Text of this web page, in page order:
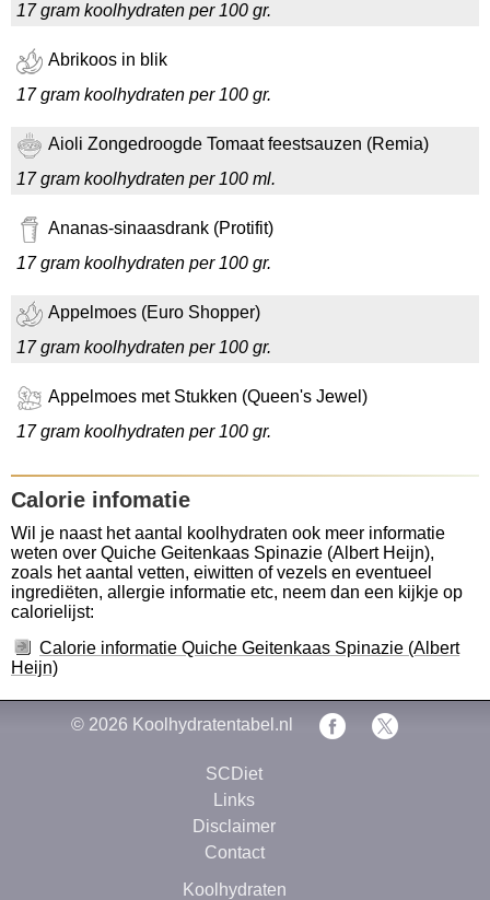
17 gram koolhydraten per 100 gr.
Abrikoos in blik
17 gram koolhydraten per 100 gr.
Aioli Zongedroogde Tomaat feestsauzen (Remia)
17 gram koolhydraten per 100 ml.
Ananas-sinaasdrank (Protifit)
17 gram koolhydraten per 100 gr.
Appelmoes (Euro Shopper)
17 gram koolhydraten per 100 gr.
Appelmoes met Stukken (Queen's Jewel)
17 gram koolhydraten per 100 gr.
Calorie infomatie
Wil je naast het aantal koolhydraten ook meer informatie
weten over Quiche Geitenkaas Spinazie (Albert Heijn),
zoals het aantal vetten, eiwitten of vezels en eventueel
ingrediëten, allergie informatie etc, neem dan een kijkje op
calorielijst:
Calorie informatie Quiche Geitenkaas Spinazie (Albert
Heijn)
© 2026 Koolhydratentabel.nl
SCDiet
Links
Disclaimer
Contact
Koolhydraten